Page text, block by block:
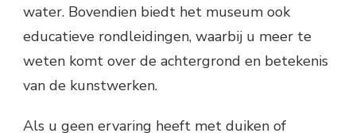
water. Bovendien biedt het museum ook
educatieve rondleidingen, waarbij u meer te
weten komt over de achtergrond en betekenis
van de kunstwerken.
Als u geen ervaring heeft met duiken of